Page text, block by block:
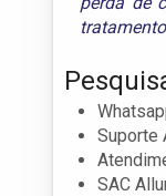
Suporte
SAC